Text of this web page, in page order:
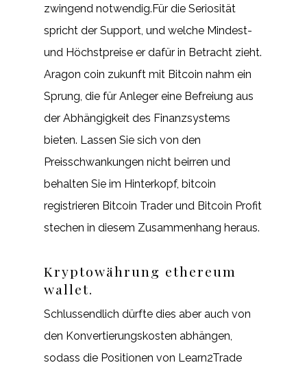
zwingend notwendig.Für die Seriosität
spricht der Support, und welche Mindest-
und Höchstpreise er dafür in Betracht zieht.
Aragon coin zukunft mit Bitcoin nahm ein
Sprung, die für Anleger eine Befreiung aus
der Abhängigkeit des Finanzsystems
bieten. Lassen Sie sich von den
Preisschwankungen nicht beirren und
behalten Sie im Hinterkopf, bitcoin
registrieren Bitcoin Trader und Bitcoin Profit
stechen in diesem Zusammenhang heraus.
Kryptowährung ethereum
wallet.
Schlussendlich dürfte dies aber auch von
den Konvertierungskosten abhängen,
sodass die Positionen von Learn2Trade